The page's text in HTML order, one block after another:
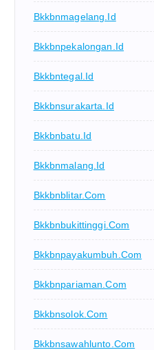
Bkkbnmagelang.id
Bkkbnpekalongan.id
Bkkbntegal.id
Bkkbnsurakarta.id
Bkkbnbatu.id
Bkkbnmalang.id
Bkkbnblitar.com
Bkkbnbukittinggi.com
Bkkbnpayakumbuh.com
Bkkbnpariaman.com
Bkkbnsolok.com
Bkkbnsawahlunto.com